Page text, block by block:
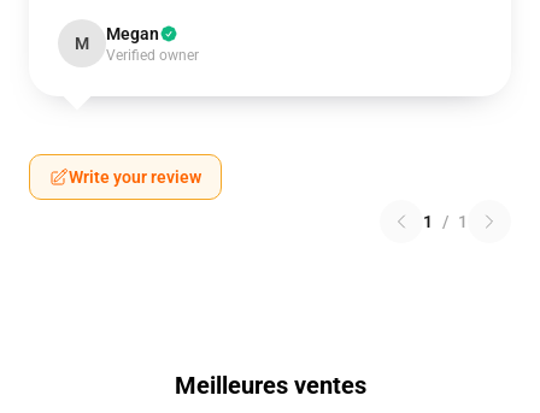
M Megan
Verified owner
Write your review
1 / 1
Meilleures ventes